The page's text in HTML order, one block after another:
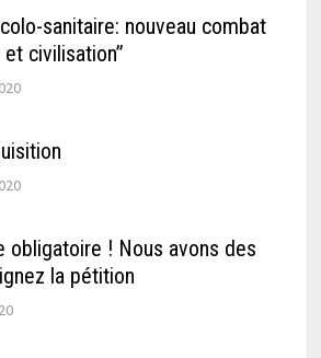
sanitaire: nouveau combat
civilisation”
obligatoire ! Nous avons des
la pétition